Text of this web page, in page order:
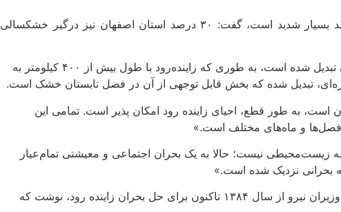
او در این ارتباط با اعلام این موضوع که امسال ۵۱ درصد معادل نیمی از مساحت استان درگیر خشکسالی شدید و هشت درصد بسیار شدید است، گفت: ۳۰ درصد استان اصفهان نیز درگیر خشکسالی
سخنان این مقام دولتی در شرایطی ابراز شد که نتیجه سوء مدیریت جمهوری اسلامی در حوزه آب به یکی از چالش‌های مردم ایران تبدیل شده است، به طوری که زاینده‌رود با طول بیش از ۴۰۰ کیلومتر به
تبدیل شده که بخش قابل توجهی از آن در فصل تابستان خشک است.
از مهم‌ترین برنامه‌های ما احیای آن است، به طور قطع، احیای زاینده رود امکان پذیر است. تمامی این
فصل‌ها و ماه‌های مختلف است.»
دیگر فقط یک مسئله زیست‌محیطی نیست؛ حالا به یک بحران اجتماعی و معیشتی تمام‌عیار
بحرانی نزدیک شده است.»
شرق با اشاره به وعده‌های «انتقال آب»، «مدیریت مصرف»، «همکاری بین‌استانی» و «اجرای مصوبات شورای عالی آب»‌ از سوی وزیران نیرو از سال ۱۳۸۴ تاکنون برای حل بحران زاینده رود، نوشت که